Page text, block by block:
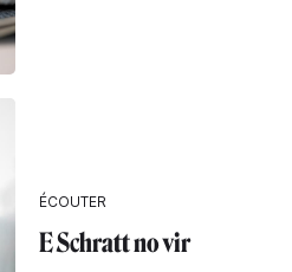
ÉCOUTER
E Schratt no vir